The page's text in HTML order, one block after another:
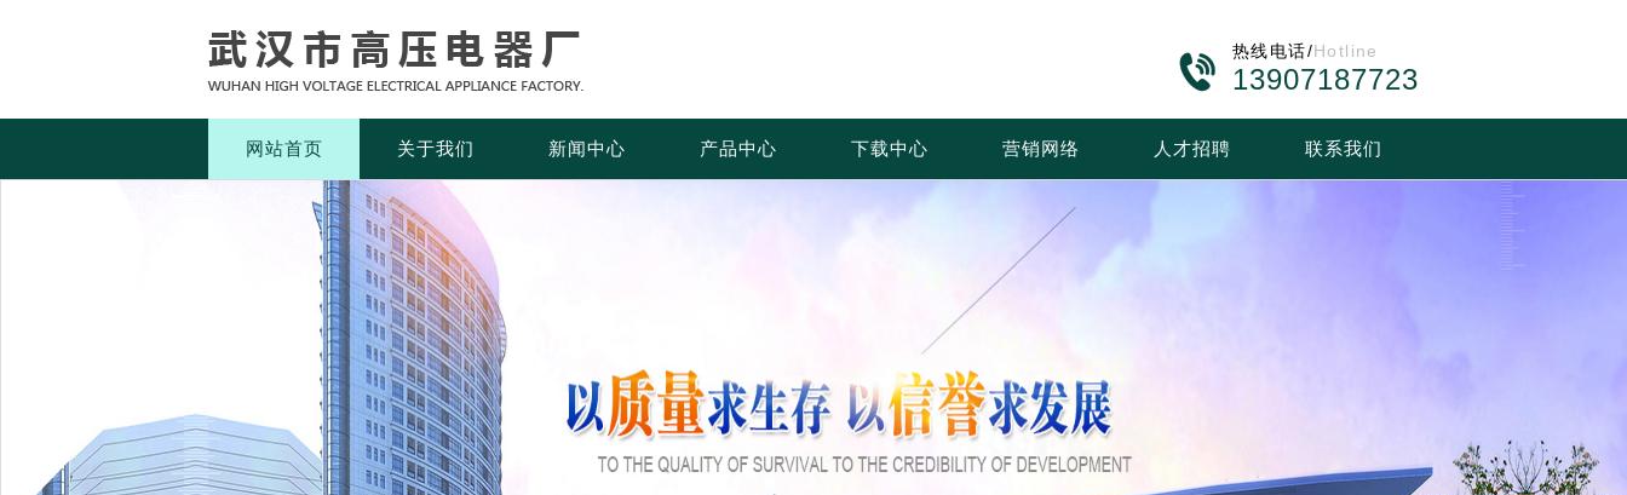
 热线电话/Hotline
13907187723
网站首页 关于我们 新闻中心 产品中心 下载中心 营销网络 人才招聘 联系我们